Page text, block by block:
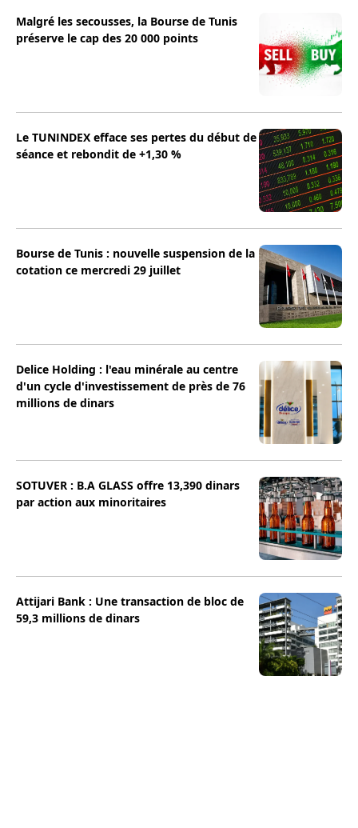
Malgré les secousses, la Bourse de Tunis
préserve le cap des 20 000 points
Le TUNINDEX efface ses pertes du début de
séance et rebondit de +1,30 %
Bourse de Tunis : nouvelle suspension de la
cotation ce mercredi 29 juillet
Delice Holding : l'eau minérale au centre
d'un cycle d'investissement de près de 76
millions de dinars
SOTUVER : B.A GLASS offre 13,390 dinars
par action aux minoritaires
Attijari Bank : Une transaction de bloc de
59,3 millions de dinars